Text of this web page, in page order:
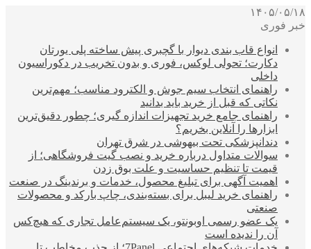
۱۴۰۵/۰۵/۱۸
خبر فوری
انواع قاب بندی دیوار با گچبری پیش ساخته پلی یورتان
دکارت؛ تحولی لوکس، فوری و بدون تخریب در دکوراسیون
داخلی
راهنمای انتخاب سیم جوش و الکترود مناسب؛ مهم‌ترین
نکاتی که قبل از خرید باید بدانید
راهنمای جامع خرید تجهیزات اندازه گیری؛ چطور دقیق‌ترین
ابزارها را آنلاین بخریم؟
دندانپزشکی تحت بیهوشی در شرق تهران
سوالات متداول درباره خرید و نصب گیت فروشگاهی؛ از
قیمت تا تنظیم حساسیت و علت بوق زدن
اهمیت آگهی برای تبلیغ محصول، خدمات و برندینگ در صنعت
راهنمای خرید لیبل برای بسته‌بندی، چاپ بارکد و محصولات
صنعتی
یک عضو رسمی اوبونتو، یک سیستم‌عامل تجاری که هیچ‌کس
آن را ندیده است